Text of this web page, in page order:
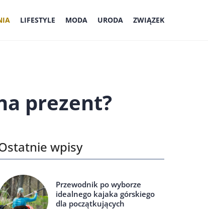
LIFESTYLE MODA URODA ZWIĄZEK
prezent?
wpisy
Przewodnik po wyborze
idealnego kajaka górskiego
dla początkujących